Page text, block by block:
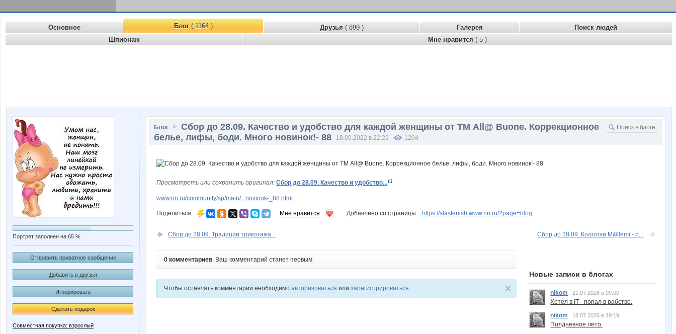
Основное Блог( 1164 ) Друзья ( 899 ) Галерея
Поиск людей
Шпионаж
Мне нравится ( 5 )
Портрет заполнен на 65 %
Отправить приватное сообщение
Добавить в друзья
Игнорировать
Сделать подарок
Совместная покупка: взрослый
Блог > Сбор до 28.09. Качество и удобство для каждой женщины от ТМ All@ Buone. Коррекционное
белье, лифы, боди. Много новинок!- 88
18.09.2022 в 22:29 1204
Просмотреть или сохранить оригинал: Сбор до 28.09. Качество и удобство...
www.nn.ru/community/sp/main/...novinok-_88.html
Поделиться: Мне нравится Добавлено со страницы: https://slastenish.www.nn.ru/?page=blog
Сбор до 28.09. Традиции трикотажа... Сбор до 28.09. Колготки M@lemi - и...
0 комментариев. Ваш комментарий станет первым
Чтобы оставлять комментарии необходимо авторизоваться или зарегистрироваться
Новые записи в блогах
nikom 21.07.2026 в 09:00
Хотел в IT - попал в рабство.
nikom
18.07.2026 в 19:19
Полдневное лето.